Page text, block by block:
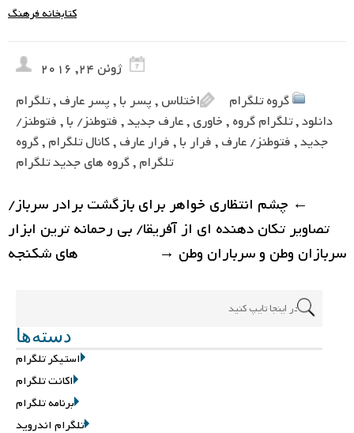
کتابخانه فرهنگ
ژوئن 24, 2016
گروه تلگرام
اختلاس,پسر با,پسر عارف,تلگرام
دانلود,تلگرام گروه,خاوری,عارف جدید,فتوطنز/ با ,فتوطنز/
جدید,فتوطنز/ عارف,فرار با,فرار عارف,کانال تلگرام,گروه
تلگرام,گروه های جدید تلگرام
←چشم انتظاری خواهر برای بازگشت برادر سرباز/
تصاویر تکان دهنده ای از آفریقا/ بی رحمانه ترین ابزار
های شکنجه
سربازان وطن و سرباران وطن→
دسته‌ها
استیکر تلگرام
اکانت تلگرام
برنامه تلگرام
تلگرام اندروید